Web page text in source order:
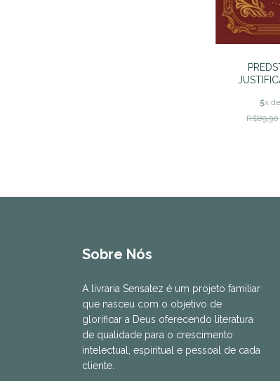
5x de
R$89,90
Sobre Nós
A livraria Sensatez é um projeto familiar
que nasceu com o objetivo de
glorificar a Deus oferecendo literatura
de qualidade para o crescimento
intelectual, espiritual e pessoal de cada
cliente.